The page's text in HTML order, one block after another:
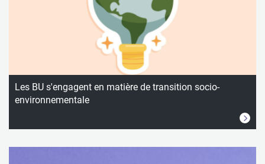
Les BU s'engagent en matière de transition socio-
environnementale